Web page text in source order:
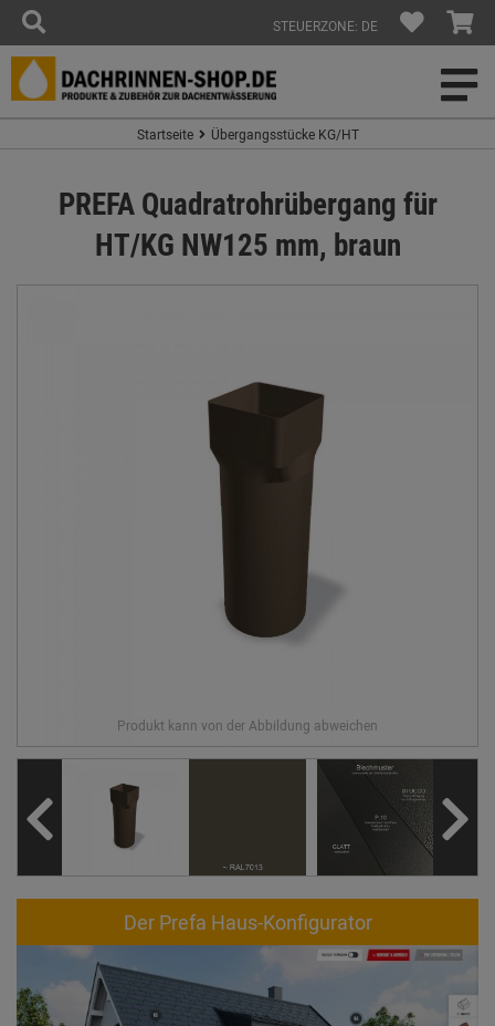
STEUERZONE: DE
Startseite Übergangsstücke KG/HT
PREFA Quadratrohrübergang für
HT/KG NW125 mm, braun
Der Prefa Haus-Konfigurator